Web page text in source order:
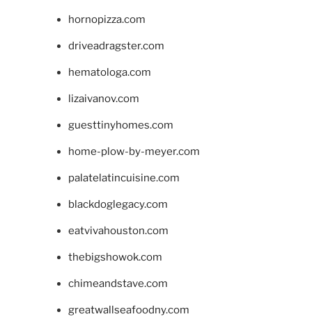
hornopizza.com
driveadragster.com
hematologa.com
lizaivanov.com
guesttinyhomes.com
home-plow-by-meyer.com
palatelatincuisine.com
blackdoglegacy.com
eatvivahouston.com
thebigshowok.com
chimeandstave.com
greatwallseafoodny.com